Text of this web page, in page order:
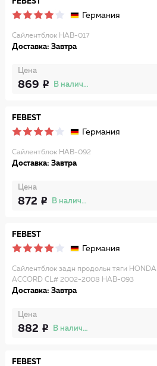
Германия
Сайлентблок HAB-017
Доставка: Завтра
Цена
869 В наличии
FEBEST
Германия
Сайлентблок HAB-092
Доставка: Завтра
Цена
872 В наличии
FEBEST
Германия
Сайлентблок задн продольн тяги HONDA
ACCORD CL# 2002-2008 HAB-093
Доставка: Завтра
Цена
882 В наличии
FEBEST